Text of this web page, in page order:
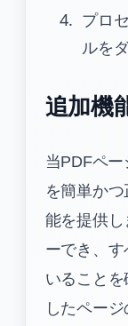
プロ
ルを
追加機
当PDFペ
を簡単か
能を提供
ーでき、
いること
したペー